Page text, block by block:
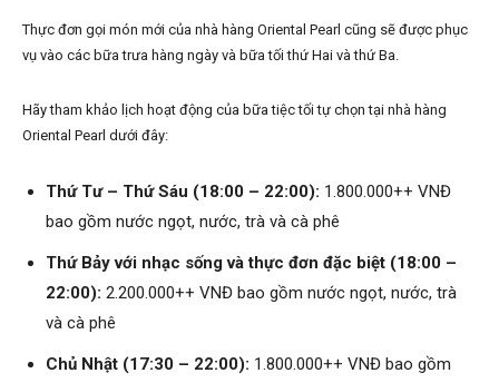
Thực đơn gọi món mới của nhà hàng Oriental Pearl cũng sẽ được phục
vụ vào các bữa trưa hàng ngày và bữa tối thứ Hai và thứ Ba.
Hãy tham khảo lịch hoạt động của bữa tiệc tối tự chọn tại nhà hàng
Oriental Pearl dưới đây:
Thứ Tư – Thứ Sáu (18:00 – 22:00): 1.800.000++ VNĐ
bao gồm nước ngọt, nước, trà và cà phê
Thứ Bảy với nhạc sống và thực đơn đặc biệt (18:00 –
22:00): 2.200.000++ VNĐ bao gồm nước ngọt, nước, trà
và cà phê
Chủ Nhật (17:30 – 22:00): 1.800.000++ VNĐ bao gồm